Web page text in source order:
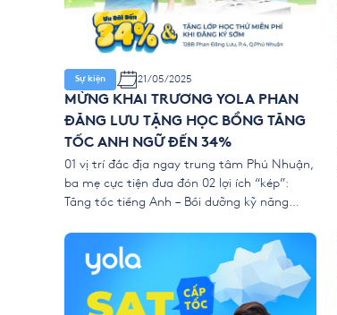
Sự kiện 21/05/2025
MỪNG KHAI TRƯƠNG YOLA PHAN
ĐĂNG LƯU TẶNG HỌC BỔNG TĂNG
TỐC ANH NGỮ ĐẾN 34%
01 vị trí đắc địa ngay trung tâm Phú Nhuận,
ba mẹ cực tiện đưa đón 02 lợi ích “kép”:
Tăng tốc tiếng Anh – Bồi dưỡng kỹ năng
lượng: Môi trường chuẩn quốc tế – Giáo viên
giàu chuyên môn – Phương pháp học tạo